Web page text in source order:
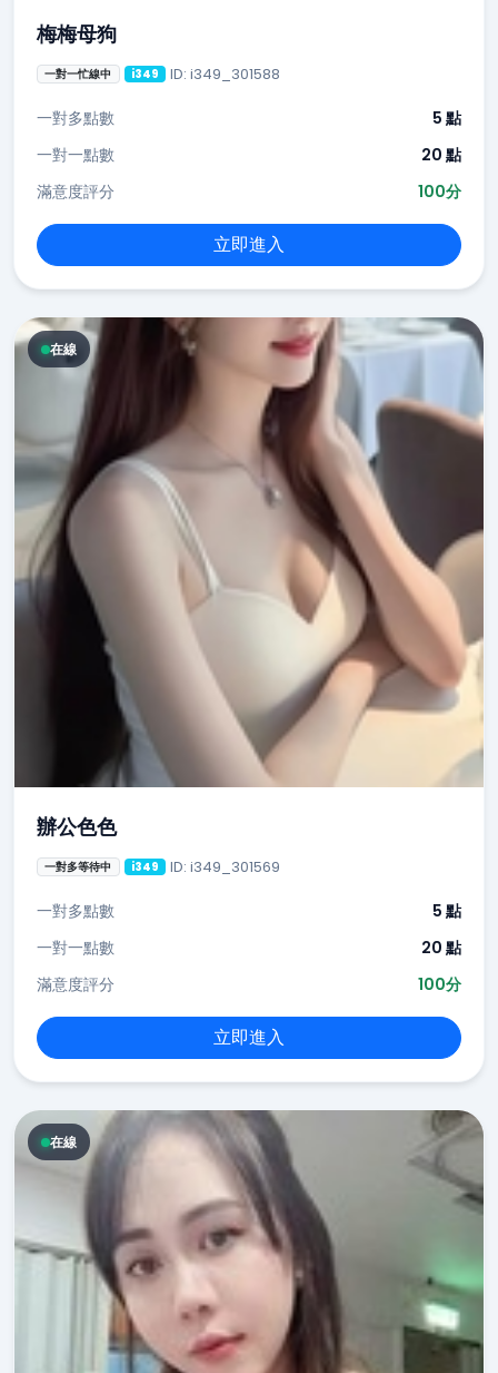
梅梅母狗
一對一忙線中 i349 ID: i349_301588
一對多點數
5 點
一對一點數
20 點
滿意度評分
100分
立即進入
在線
辦公色色
一對多等待中 i349 ID: i349_301569
一對多點數
5 點
一對一點數
20 點
滿意度評分
100分
立即進入
在線